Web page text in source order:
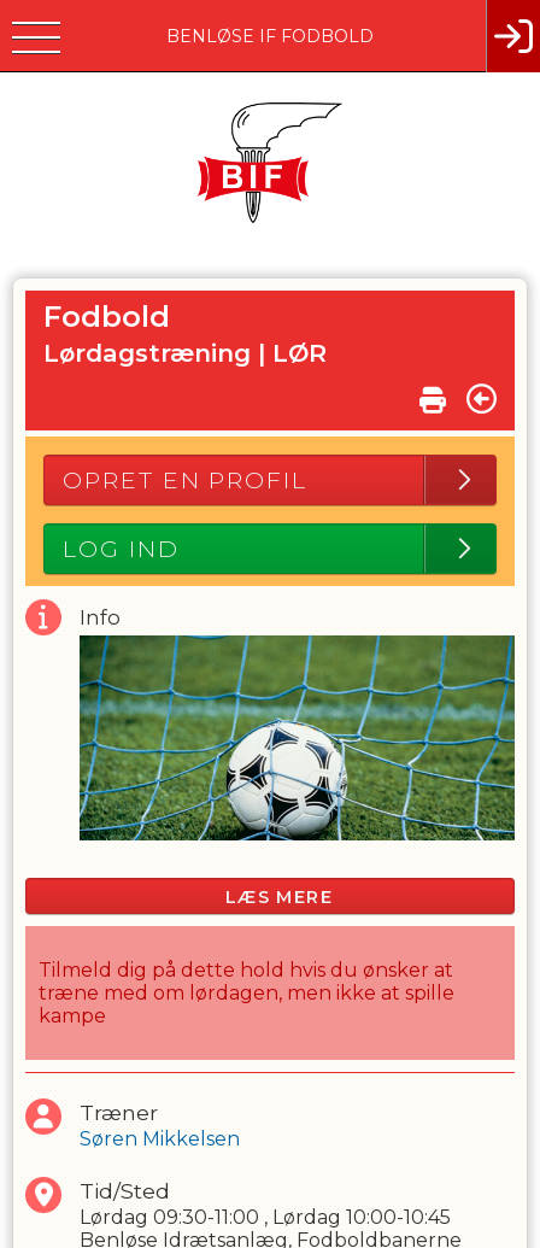
BENLØSE IF FODBOLD
Fodbold
Lørdagstræning | LØR
OPRET EN PROFIL
LOG IND
Info
LÆS MERE
Tilmeld dig på dette hold hvis du ønsker at
træne med om lørdagen, men ikke at spille
kampe
Træner
Søren Mikkelsen
Tid/Sted
Lørdag 09:30-11:00 , Lørdag 10:00-10:45
Benløse Idrætsanlæg, Fodboldbanerne